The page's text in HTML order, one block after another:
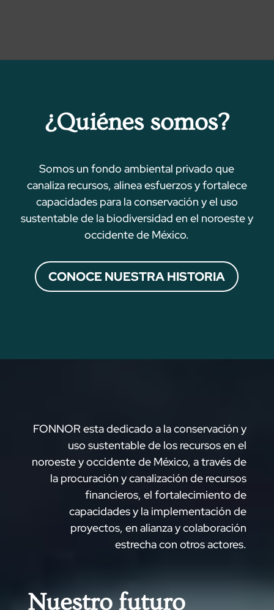
¿Quiénes somos?
Somos un fondo ambiental privado que
canaliza recursos, alinea esfuerzos y fortalece
capacidades para la conservación y el uso
sustentable de la biodiversidad en el noroeste y
occidente de México.
CONOCE NUESTRA HISTORIA
FONNOR esta dedicado a la conservación y
uso sustentable de los recursos en el
noroeste y occidente de México, a través de
la procuración y canalización de recursos
financieros, el fortalecimiento de
capacidades y la implementación de
proyectos, en alianza y colaboración
estrecha con otros actores.
Nuestro futuro